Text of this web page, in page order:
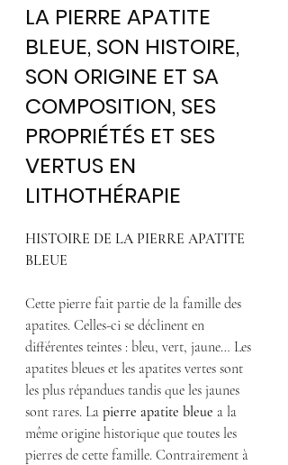
LA PIERRE APATITE
BLEUE, SON HISTOIRE,
SON ORIGINE ET SA
COMPOSITION, SES
PROPRIÉTÉS ET SES
VERTUS EN
LITHOTHÉRAPIE
HISTOIRE DE LA PIERRE APATITE
BLEUE
Cette pierre fait partie de la famille des
apatites. Celles-ci se déclinent en
différentes teintes : bleu, vert, jaune… Les
apatites bleues et les apatites vertes sont
les plus répandues tandis que les jaunes
sont rares. La pierre apatite bleue a la
même origine historique que toutes les
pierres de cette famille. Contrairement à